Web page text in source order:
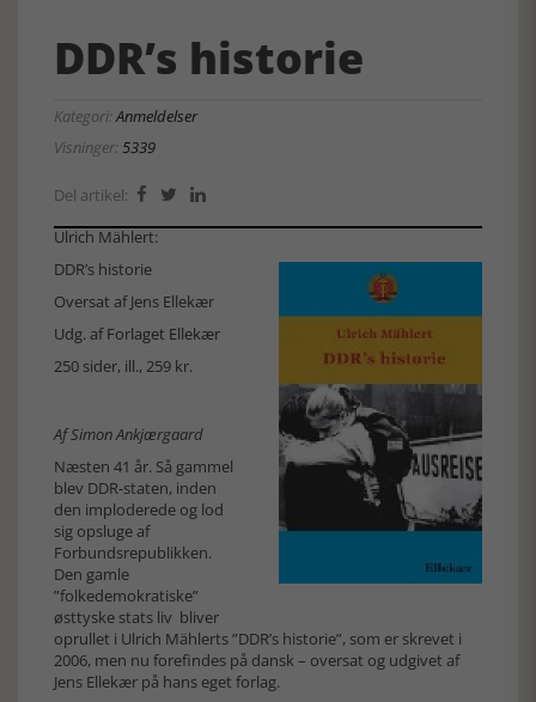
DDR’s historie
Kategori:Anmeldelser
Visninger:5339
Del artikel:   
Ulrich Mählert:
DDR’s historie
Oversat af Jens Ellekær
Udg. afForlaget Ellekær
250 sider, ill., 259 kr.
Af Simon Ankjærgaard
Næsten 41 år. Så gammel
blev DDR-staten, inden
den imploderede og lod
sig opsluge af
Forbundsrepublikken.
Den gamle
”folkedemokratiske”
østtyske stats liv bliver
oprullet i Ulrich Mählerts ”DDR’s historie”, som er skrevet i
2006, men nu forefindes på dansk – oversat og udgivet af
Jens Ellekær på hans eget forlag.